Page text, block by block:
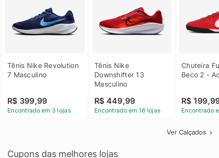
Tênis Nike Revolution
7 Masculino
R$ 399,99
Encontrado em 3 lojas
Tênis Nike
Downshifter 13
Masculino
R$ 449,99
Encontrado em 16 lojas
Chuteira
Beco 2 -
R$
Encontrado
Ver Calçados
Cupons das melhores lojas